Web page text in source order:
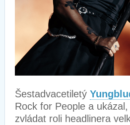
Šestadvacetiletý
Rock for People a
zvládat roli headlinera